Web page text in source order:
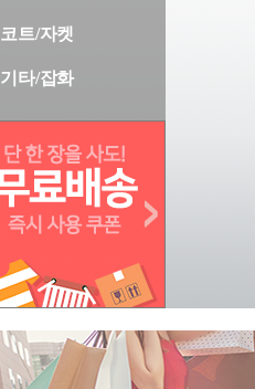
코트/자켓
기타/잡화